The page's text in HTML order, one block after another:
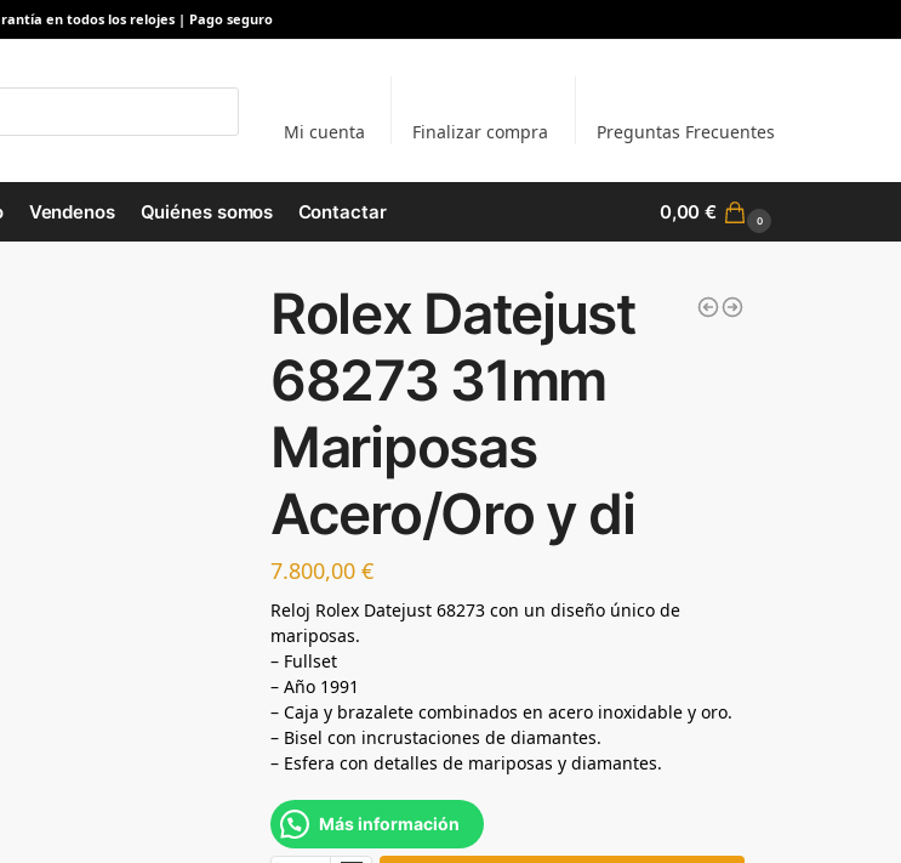
en todos los relojes | Pago seguro
Mi cuenta Finalizar compra Preguntas Frecuentes
Vendenos Quiénes somos Contactar 0,00€ 0
Rolex Datejust
68273 31mm
Mariposas
Acero/Oro y di
7.800,00€
Reloj Rolex Datejust 68273 con un diseño único de
mariposas.
– Fullset
– Año 1991
– Caja y brazalete combinados en acero inoxidable y oro.
– Bisel con incrustaciones de diamantes.
– Esfera con detalles de mariposas y diamantes.
Más información